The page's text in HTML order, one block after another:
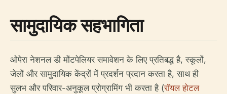
सामुदायिक सहभागिता
ओपेरा नेशनल डी मोंटपेलियर समावेशन के लिए प्रतिबद्ध है, स्कूलों,
जेलों और सामुदायिक केंद्रों में प्रदर्शन प्रदान करता है, साथ ही
सुलभ और परिवार-अनुकूल प्रोग्रामिंग भी करता है (रॉयल होटल